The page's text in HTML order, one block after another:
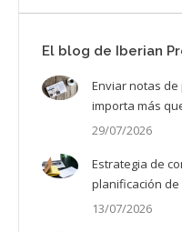
El blog de Iberian
Enviar notas
importa más
29/07/2026
Estrategia de
planificación de
13/07/2026